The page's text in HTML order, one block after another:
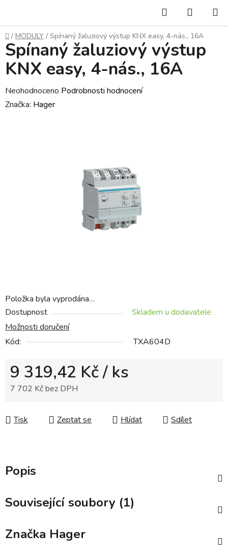
obsah
Hledat
KOŠÍK
Domů
/ MODULY / Spínaný žaluziový výstup KNX easy, 4-nás., 16A
Položka byla vyprodána…
Dostupnost
Skladem u dodavatele
Možnosti doručení
Kód:
TXA604D
9 319,42 Kč/ ks
7 702 Kč bez DPH
Tisk
Zeptat se Hlídat Sdílet
Spínaný žaluziový výstup
KNX easy, 4-nás., 16A
Průměrné
hodnocení
Neohodnoceno Podrobnosti hodnocení
Značka: Hager
Popis
Související soubory (1)
Značka Hager